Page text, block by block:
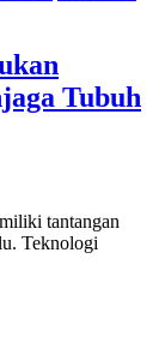
Tubuh
tantangan
Teknologi